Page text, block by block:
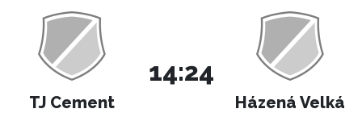
TJ Cement
14:24
Házená Velká